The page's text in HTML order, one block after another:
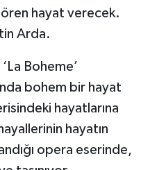
hayat verecek.
Arda.
Boheme’
bohem bir hayat
hayatlarına
hayatın
opera eserinde,